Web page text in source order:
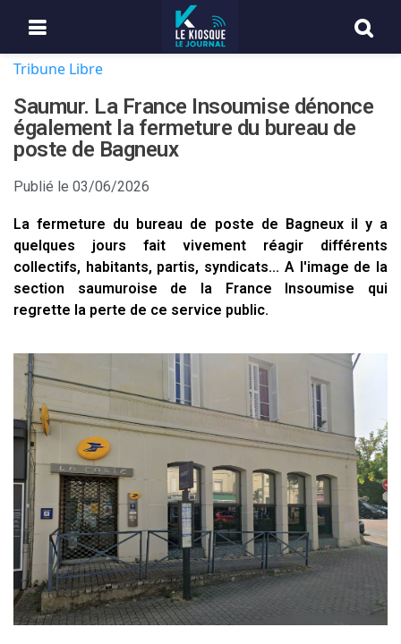
Tribune Libre
Saumur. La France Insoumise dénonce
également la fermeture du bureau de
poste de Bagneux
Publié le 03/06/2026
La fermeture du bureau de poste de Bagneux il y a
quelques jours fait vivement réagir différents
collectifs, habitants, partis, syndicats... A l'image de la
section saumuroise de la France Insoumise qui
regrette la perte de ce service public.